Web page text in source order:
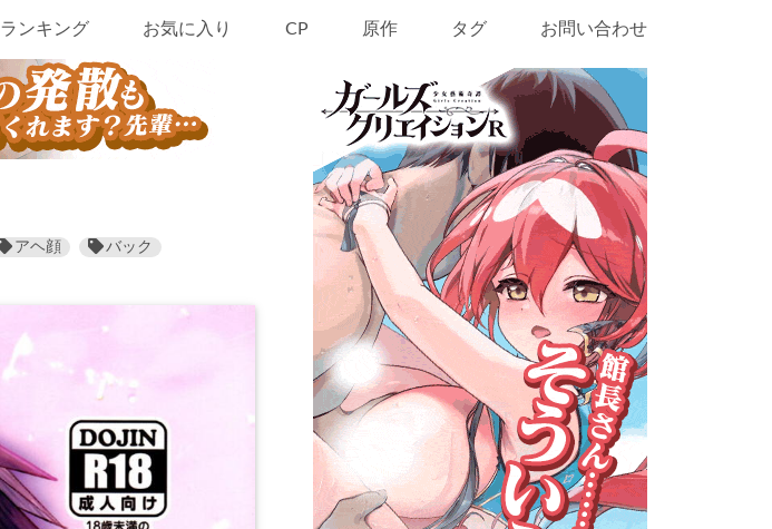
ランキング お気に入り CP 原作 タグ お問い合わせ
アヘ顔
バック